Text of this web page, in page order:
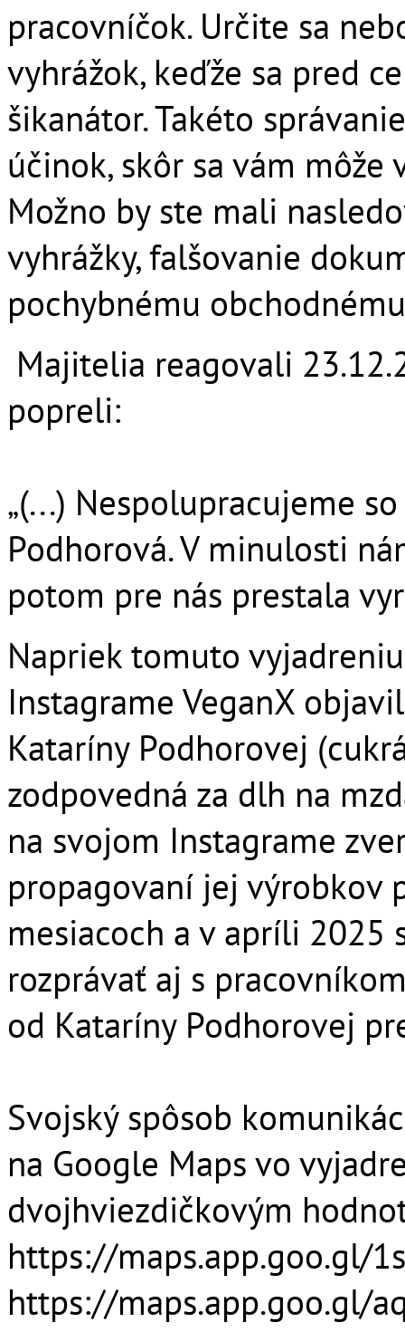
pracovníčok. Určite sa
vyhrážok, keďže sa pred
šikanátor. Takéto
účinok, skôr sa vám môže
Možno by ste mali
vyhrážky, falšovanie
pochybnému
Majitelia reagovali
popreli:
„(...) Nespolupracujeme
Podhorová. V minulosti
potom pre nás prestala
Napriek tomuto
Instagrame VeganX
Kataríny Podhorovej
zodpovedná za dlh na
na svojom Instagrame
propagovaní jej výrobkov
mesiacoch a v apríli 2025
rozprávať aj s
od Kataríny Podhorovej
Svojský spôsob
na Google Maps vo
dvojhviezdičkovým
https://maps.app.goo.gl/
https://maps.app.goo.gl/